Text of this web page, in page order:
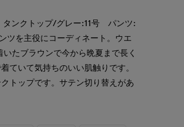
タンクトップ/グレー:11号 パンツ:
ツを主役にコーディネート。ウエ
たブラウンで今から晩夏まで長く
ていて気持ちのいい肌触りです。
トップです。サテン切り替えがあ